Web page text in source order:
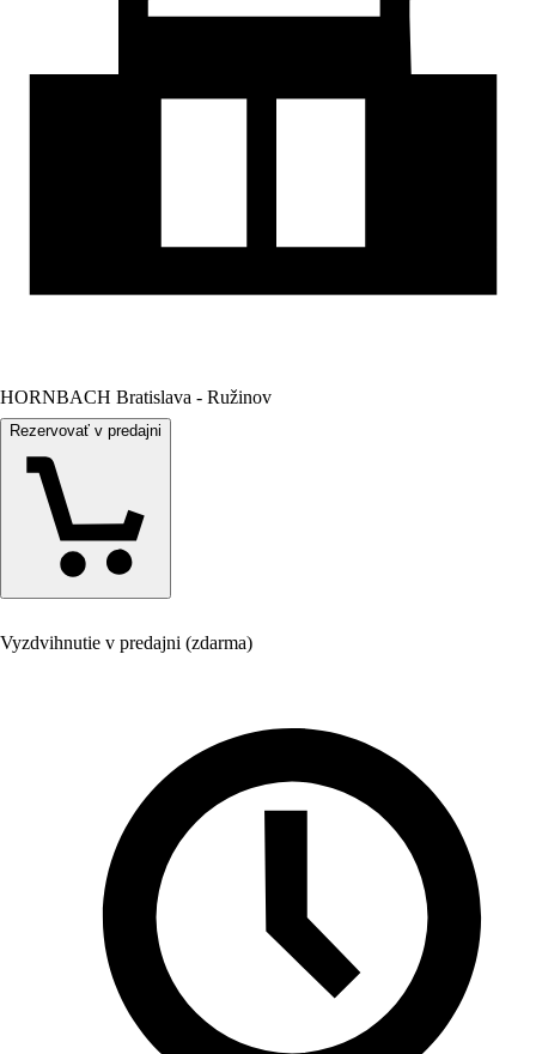
HORNBACH Bratislava - Ružinov
Rezervovať v predajni
Vyzdvihnutie v predajni (zdarma)